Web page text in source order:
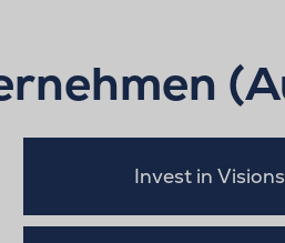
Invest in